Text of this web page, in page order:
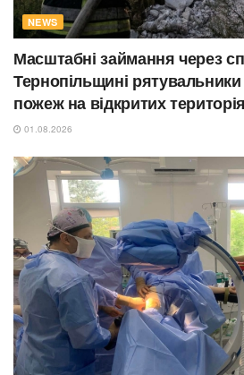
NEWS
Масштабні займання через
Тернопільщині рятувальники
пожеж на відкритих
01.08.2026